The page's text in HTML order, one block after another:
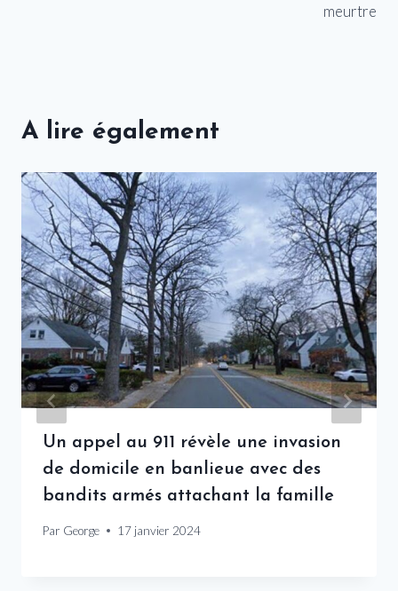
meurtre
A lire également
Un appel au 911 révèle une invasion
de domicile en banlieue avec des
bandits armés attachant la famille
Par George 17 janvier 2024